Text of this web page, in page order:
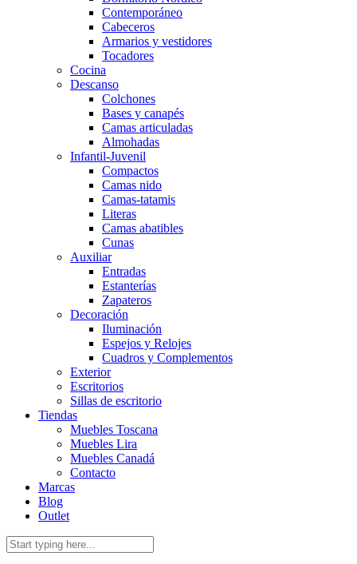
Contemporáneo
Cabeceros
Armarios y vestidores
Tocadores
Cocina
Descanso
Colchones
Bases y canapés
Camas articuladas
Almohadas
Infantil-Juvenil
Compactos
Camas nido
Camas-tatamis
Literas
Camas abatibles
Cunas
Auxiliar
Entradas
Estanterías
Zapateros
Decoración
Iluminación
Espejos y Relojes
Cuadros y Complementos
Exterior
Escritorios
Sillas de escritorio
Tiendas
Muebles Toscana
Muebles Lira
Muebles Canadá
Contacto
Marcas
Blog
Outlet